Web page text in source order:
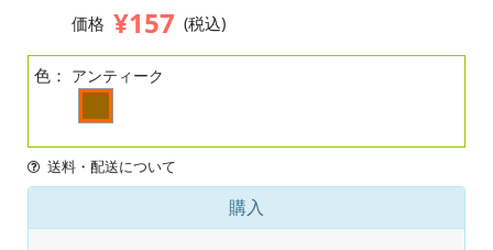
価格 ¥157 (税込)
色： アンティーク
送料・配送について
購入